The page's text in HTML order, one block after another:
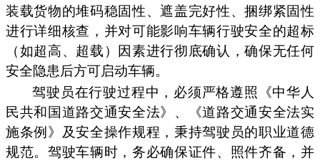
装载货物的堆码稳固性、遮盖完好性、捆绑紧固性
进行详细核查，并对可能影响车辆行驶安全的超标
（如超高、超载）因素进行彻底确认，确保无任何
安全隐患后方可启动车辆。
驾驶员在行驶过程中，必须严格遵照《中华人
民共和国道路交通安全法》、《道路交通安全法实
施条例》及安全操作规程，秉持驾驶员的职业道德
规范。驾驶车辆时，务必确保证件、照件齐备，并